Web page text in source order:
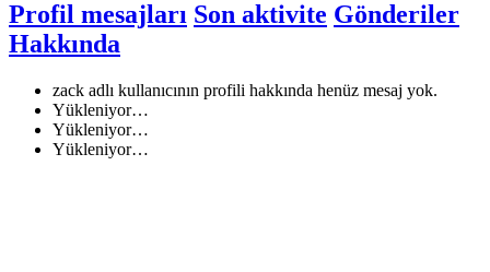
Profil mesajları Son aktivite Gönderiler
Hakkında
zack adlı kullanıcının profili hakkında henüz mesaj yok.
Yükleniyor…
Yükleniyor…
Yükleniyor…